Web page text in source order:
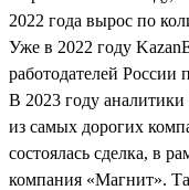
2022 года вырос по
Уже в 2022 году
работодателей России
В 2023 году аналитики
из самых дорогих
состоялась сделка, в
компания «Магнит».